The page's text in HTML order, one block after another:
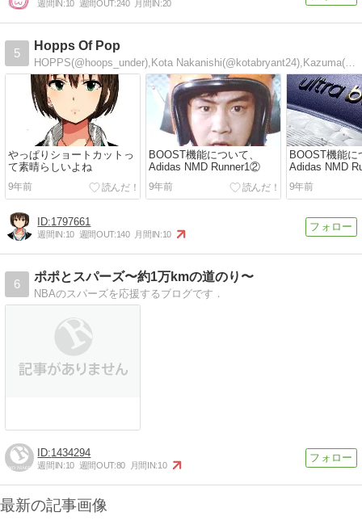
週間IN:10 週間OUT:240 月間IN:20
5
Hopps Of Pop
HOPPS(@hoops_under),Kota Nakanishi(@kotabryant24),Kazuma(kazuma_nba72)が共同制作してるブ…
やっぱりショートカットっ
て素晴らしいよね
9年前
BOOST機能について、
Adidas NMD Runner1②
9年前
BOOST機能に
Adidas NMD
9年前
1797661
週間IN:10 週間OUT:140 月間IN:10
6
ポポとスパーズ〜約1万kmの道のり〜
NBAのスパーズを応援するブログです．
1434294
週間IN:10 週間OUT:80 月間IN:10
最新の記事画像